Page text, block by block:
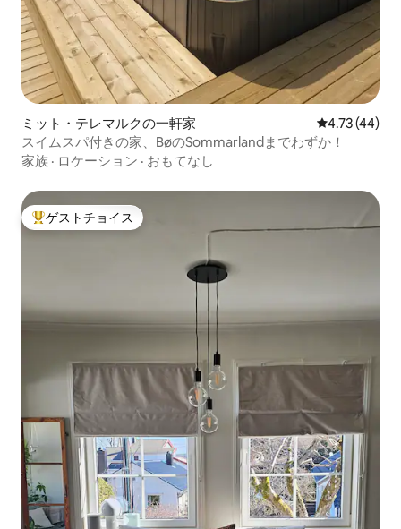
ミット・テレマルクの一軒家 レビュー44
4.73 (44)
スイムスパ付きの家、BøのSommarlandまでわずか！
家族 · ロケーション · おもてなし
大好評のゲストチョイスです。
ゲストチョイス